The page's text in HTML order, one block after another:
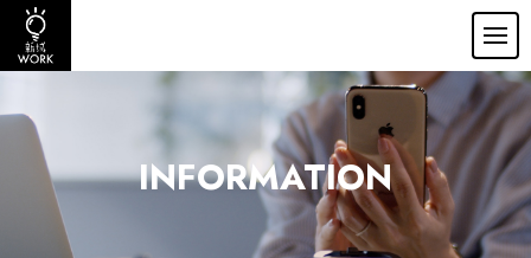
INFORMATION